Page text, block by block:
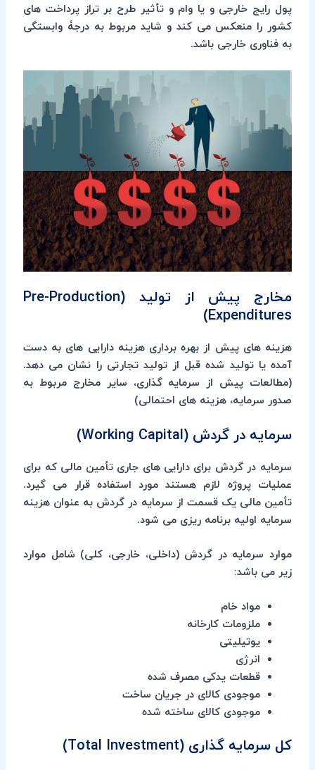
پول رایج خارجی و یا وام و تأثیر طرح بر تراز پرداخت های
کشور را منعکس می کند و شاید مربوط به درجۀ وابستگی
به فناوری خارجی باشد.
مخارج پیش از تولید (Pre-Production
Expenditures)
هزینه های پیش از بهره برداری هزینه دارایی های به دست
آمده یا تولید شده قبل از تولید تجارتی را نشان می دهد.
(مطالعات پیش از سرمایه گذاری، سایر مخارج مربوط به
صدور سرمایه، هزینه های احتمالی)
سرمایه در گردش (Working Capital)
سرمایه در گردش برای دارایی های جاری تأمین مالی که برای
عملیات پروژه لازم هستند مورد استفاده قرار می گیرد.
تأمین مالی یک قسمت از سرمایه در گردش به عنوان هزینه
سرمایه اولیه برنامه ریزی می شود.
موارد سرمایه در گردش (داخلی، خارجی، کلی) شامل موارد
زیر می باشد:
مواد خام
ملزومات کارخانه
یوتیلیتی
انرژی
قطعات یدکی مصرف شده
موجودی کالای در جریان ساخت
موجودی کالای ساخته شده
کل سرمایه گذاری (Total Investment)